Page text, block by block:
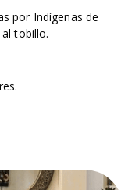
por Indígenas de
tobillo.